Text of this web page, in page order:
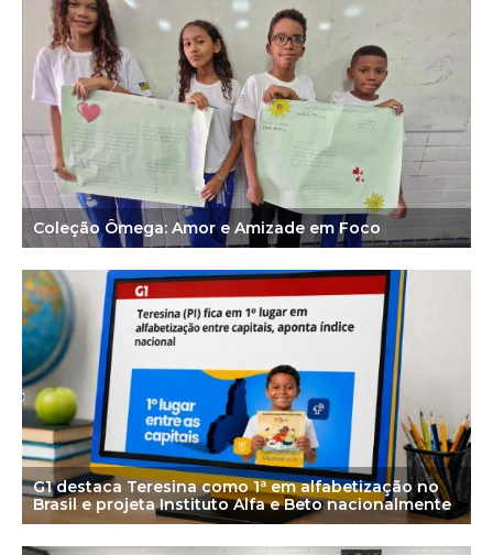
Coleção Ômega: Amor e Amizade em Foco
G1 destaca Teresina como 1ª em alfabetização no
Brasil e projeta Instituto Alfa e Beto nacionalmente